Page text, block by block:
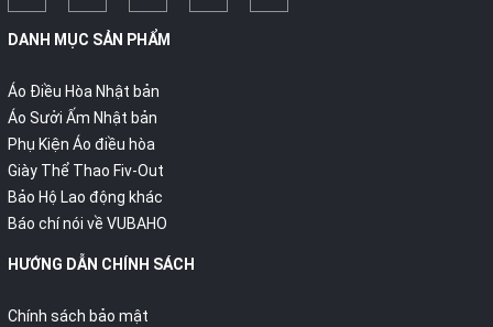
DANH MỤC SẢN PHẨM
Áo Điều Hòa Nhật bản
Áo Sưởi Ấm Nhật bản
Phụ Kiện Áo điều hòa
Giày Thể Thao Fiv-Out
Bảo Hộ Lao động khác
Báo chí nói về VUBAHO
HƯỚNG DẪN CHÍNH SÁCH
Chính sách bảo mật